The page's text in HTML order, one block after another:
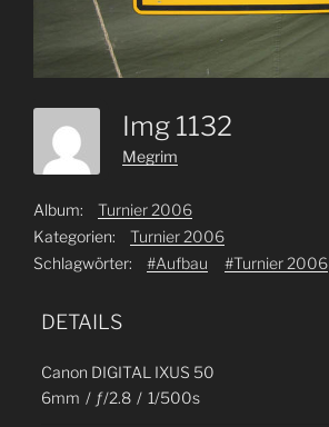
Img 1132
Megrim
Album:
Turnier 2006
Kategorien:
Turnier 2006
Schlagwörter:
#Aufbau #Turnier 2006
DETAILS
Canon DIGITAL IXUS 50
6mm / ƒ/2.8 / 1/500s